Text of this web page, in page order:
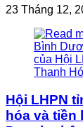
23 Tháng 12,
Hội LHPN
hóa và tiền